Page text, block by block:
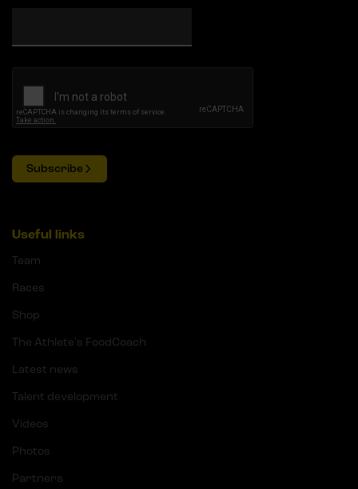
Subscribe
Useful links
Team
Races
Shop
The Athlete's FoodCoach
Latest news
Talent development
Videos
Photos
Partners